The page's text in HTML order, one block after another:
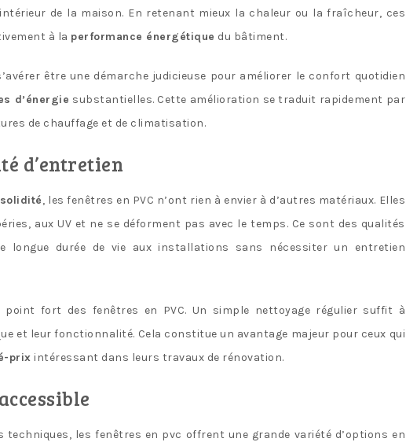
de la maison. En retenant mieux la chaleur ou la fraîcheur, ces
à la performance énergétique du bâtiment.
être une démarche judicieuse pour améliorer le confort quotidien
d’énergie substantielles. Cette amélioration se traduit rapidement par
de chauffage et de climatisation.
d’entretien
, les fenêtres en PVC n’ont rien à envier à d’autres matériaux. Elles
aux UV et ne se déforment pas avec le temps. Ce sont des qualités
longue durée de vie aux installations sans nécessiter un entretien
point fort des fenêtres en PVC. Un simple nettoyage régulier suffit à
et leur fonctionnalité. Cela constitue un avantage majeur pour ceux qui
prix intéressant dans leurs travaux de rénovation.
techniques, les fenêtres en pvc offrent une grande variété d’options en